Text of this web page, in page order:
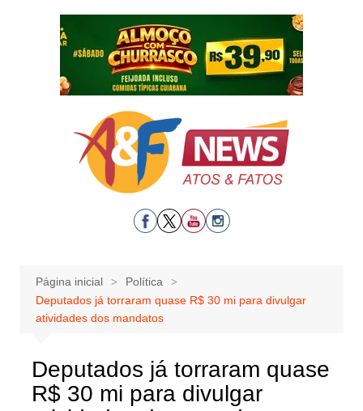
Página inicial
Política
Deputados já torraram quase R$ 30 mi para divulgar
atividades dos mandatos
Deputados já torraram quase
R$ 30 mi para divulgar